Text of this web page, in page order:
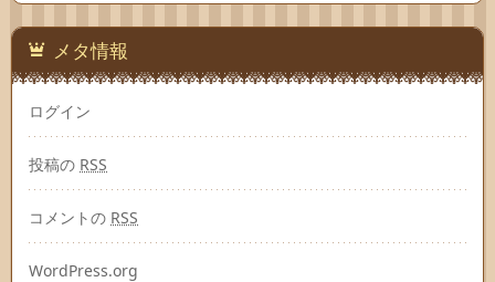
メタ情報
ログイン
投稿の RSS
コメントの RSS
WordPress.org